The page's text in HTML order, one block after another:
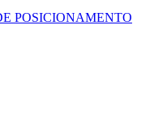
POSICIONAMENTO